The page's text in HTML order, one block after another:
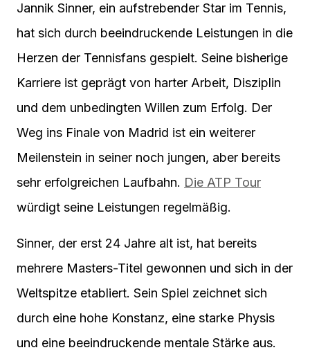
Jannik Sinner, ein aufstrebender Star im Tennis,
hat sich durch beeindruckende Leistungen in die
Herzen der Tennisfans gespielt. Seine bisherige
Karriere ist geprägt von harter Arbeit, Disziplin
und dem unbedingten Willen zum Erfolg. Der
Weg ins Finale von Madrid ist ein weiterer
Meilenstein in seiner noch jungen, aber bereits
sehr erfolgreichen Laufbahn. Die ATP Tour
würdigt seine Leistungen regelmäßig.
Sinner, der erst 24 Jahre alt ist, hat bereits
mehrere Masters-Titel gewonnen und sich in der
Weltspitze etabliert. Sein Spiel zeichnet sich
durch eine hohe Konstanz, eine starke Physis
und eine beeindruckende mentale Stärke aus.